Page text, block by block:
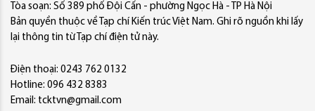
Tòa soạn: Số 389 phố Đội Cấn - phường Ngọc Hà - TP Hà Nội
Bản quyền thuộc về Tạp chí Kiến trúc Việt Nam. Ghi rõ nguồn khi lấy
lại thông tin từ Tạp chí điện tử này.
Điện thoại: 0243 762 0132
Hotline: 096 432 8383
Email: tcktvn@gmail.com